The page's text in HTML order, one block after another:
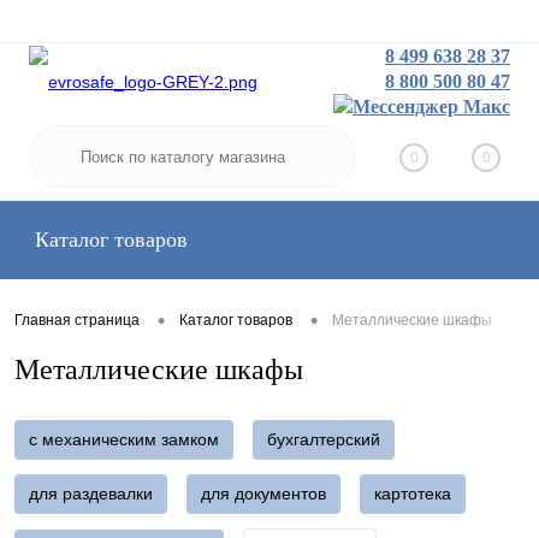
Заказать звонок
8 499 638 28 37
8 800 500 80 47
0 0
Каталог товаров
Главная страница • Каталог товаров • Металлические шкафы
Металлические шкафы
с механическим замком бухгалтерский
для раздевалки для документов картотека